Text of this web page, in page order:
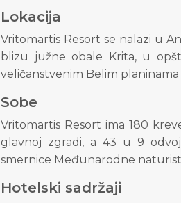
Lokacija
Vritomartis Resort se nalazi u
blizu južne obale Krita, u
veličanstvenim Belim planinama
Sobe
Vritomartis Resort ima 180
glavnoj zgradi, a 43 u 9
smernice Međunarodne
Hotelski sadržaji